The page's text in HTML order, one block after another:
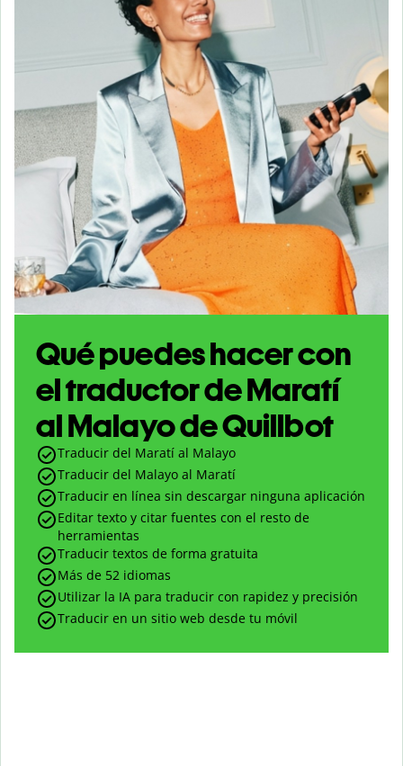
Qué puedes hacer con
el traductor de Maratí
al Malayo de Quillbot
Traducir del Maratí al Malayo
Traducir del Malayo al Maratí
Traducir en línea sin descargar ninguna aplicación
Editar texto y citar fuentes con el resto de
herramientas
Traducir textos de forma gratuita
Más de 52 idiomas
Utilizar la IA para traducir con rapidez y precisión
Traducir en un sitio web desde tu móvil